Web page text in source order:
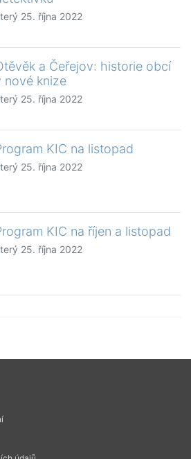
25. října 2022
a Čeřejov: historie obcí
nové knize
25. října 2022
KIC na listopad
25. října 2022
KIC na říjen a listopad
25. října 2022